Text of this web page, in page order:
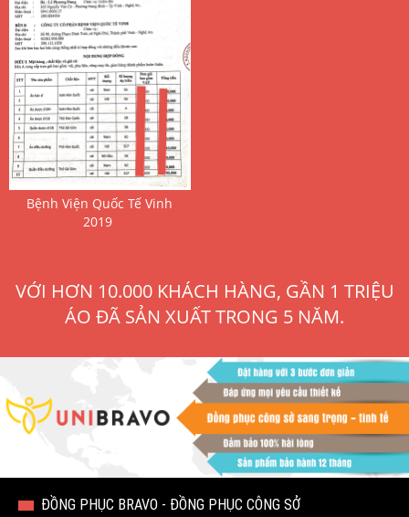
Bệnh Viện Quốc Tế Vinh
VỚI HƠN 10.000 KHÁCH HÀNG, GẦN 1 TRIỆU
ÁO ĐÃ SẢN XUẤT TRONG 5 NĂM.
ĐỒNG PHỤC BRAVO - ĐỒNG PHỤC CÔNG SỞ